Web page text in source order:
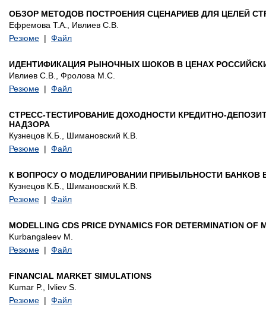
ОБЗОР МЕТОДОВ ПОСТРОЕНИЯ СЦЕНАРИЕВ ДЛЯ ЦЕЛЕЙ
Ефремова Т.А., Ивлиев С.В.
Резюме | Файл
ИДЕНТИФИКАЦИЯ РЫНОЧНЫХ ШОКОВ В ЦЕНАХ
Ивлиев С.В., Фролова М.С.
Резюме | Файл
СТРЕСС-ТЕСТИРОВАНИЕ ДОХОДНОСТИ КРЕДИТНО-
НАДЗОРА
Кузнецов К.Б., Шимановский К.В.
Резюме | Файл
К ВОПРОСУ О МОДЕЛИРОВАНИИ ПРИБЫЛЬНОСТИ БАНКОВ
Кузнецов К.Б., Шимановский К.В.
Резюме | Файл
MODELLING CDS PRICE DYNAMICS FOR DETERMINATION OF
Kurbangaleev M.
Резюме | Файл
FINANCIAL MARKET SIMULATIONS
Kumar P., Ivliev S.
Резюме | Файл